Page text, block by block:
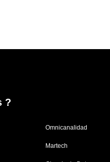
?
Omnicanalidad
Martech